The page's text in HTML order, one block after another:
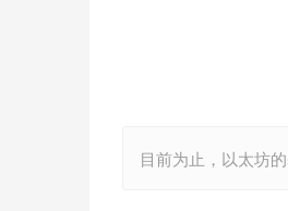
目前为止，以太坊